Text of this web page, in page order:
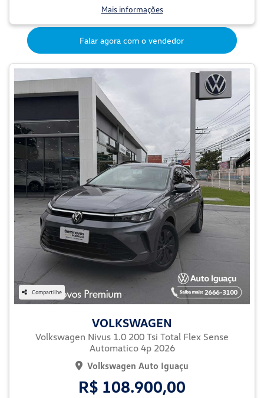
Mais informações
Falar agora com o vendedor
Compartilhe
VOLKSWAGEN
Volkswagen Nivus 1.0 200 Tsi Total Flex Sense
Automatico 4p 2026
Volkswagen Auto Iguaçu
R$ 108.900,00